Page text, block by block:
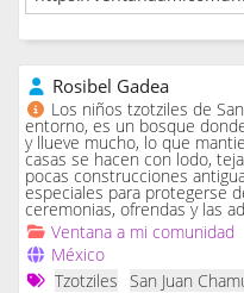
Rosibel Gadea
Los niños tzotziles de
entorno, es un bosque
y llueve mucho, lo que
casas se hacen con lodo,
pocas construcciones
especiales para protegerse
ceremonias, ofrendas y las
Ventana a mi comunidad
México
Tzotziles
San Juan